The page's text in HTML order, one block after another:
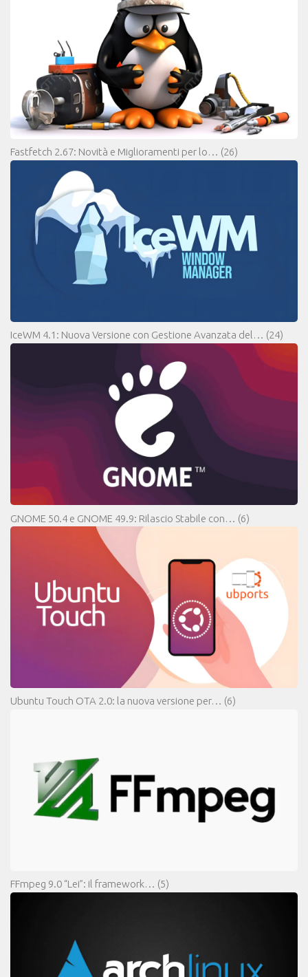
Fastfetch 2.67: Novità e Miglioramenti per lo… (26)
IceWM 4.1: Nuova Versione con Gestione Avanzata del… (24)
GNOME 50.4 e GNOME 49.9: Rilascio Stabile con… (6)
Ubuntu Touch OTA 2.0: la nuova versione per… (6)
FFmpeg 9.0 “Lei”: il framework… (5)